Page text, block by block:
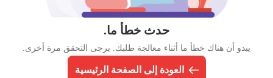
حدث خطأ ما.
يبدو أن هناك خطأ ما أثناء معالجة طلبك. يرجى التحقق مرة أخرى.
العودة إلى الصفحة الرئيسية